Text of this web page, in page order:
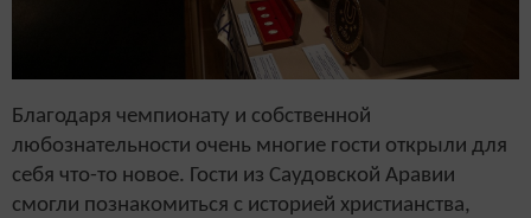
Благодаря чемпионату и собственной
любознательности очень многие гости открыли для
себя что-то новое. Гости из Саудовской Аравии
смогли познакомиться с историей христианства,